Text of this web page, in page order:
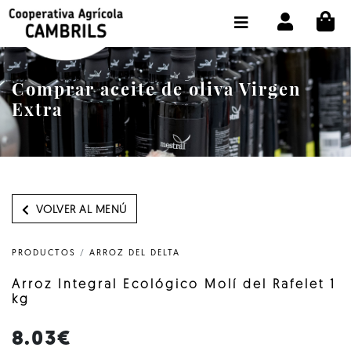
Comprar aceite de oliva Virgen
Extra
VOLVER AL MENÚ
PRODUCTOS / ARROZ DEL DELTA
Arroz Integral Ecológico Molí del Rafelet 1
kg
8.03€
TIENDA COMPRA ONLINE
LA COOPERATIVA
OLEOTOUR
PRODUCTOS
NUESTRO ACEITE
SELECCIONAR IDIOMA : ES